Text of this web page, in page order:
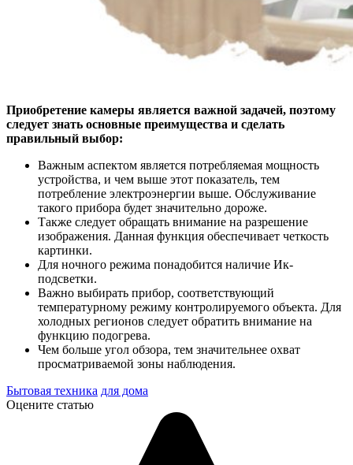
Приобретение камеры является важной задачей, поэтому
следует знать основные преимущества и сделать
правильный выбор:
Важным аспектом является потребляемая мощность
устройства, и чем выше этот показатель, тем
потребление электроэнергии выше. Обслуживание
такого прибора будет значительно дороже.
Также следует обращать внимание на разрешение
изображения. Данная функция обеспечивает четкость
картинки.
Для ночного режима понадобится наличие Ик-
подсветки.
Важно выбирать прибор, соответствующий
температурному режиму контролируемого объекта. Для
холодных регионов следует обратить внимание на
функцию подогрева.
Чем больше угол обзора, тем значительнее охват
просматриваемой зоны наблюдения.
Бытовая техника для дома
Оцените статью